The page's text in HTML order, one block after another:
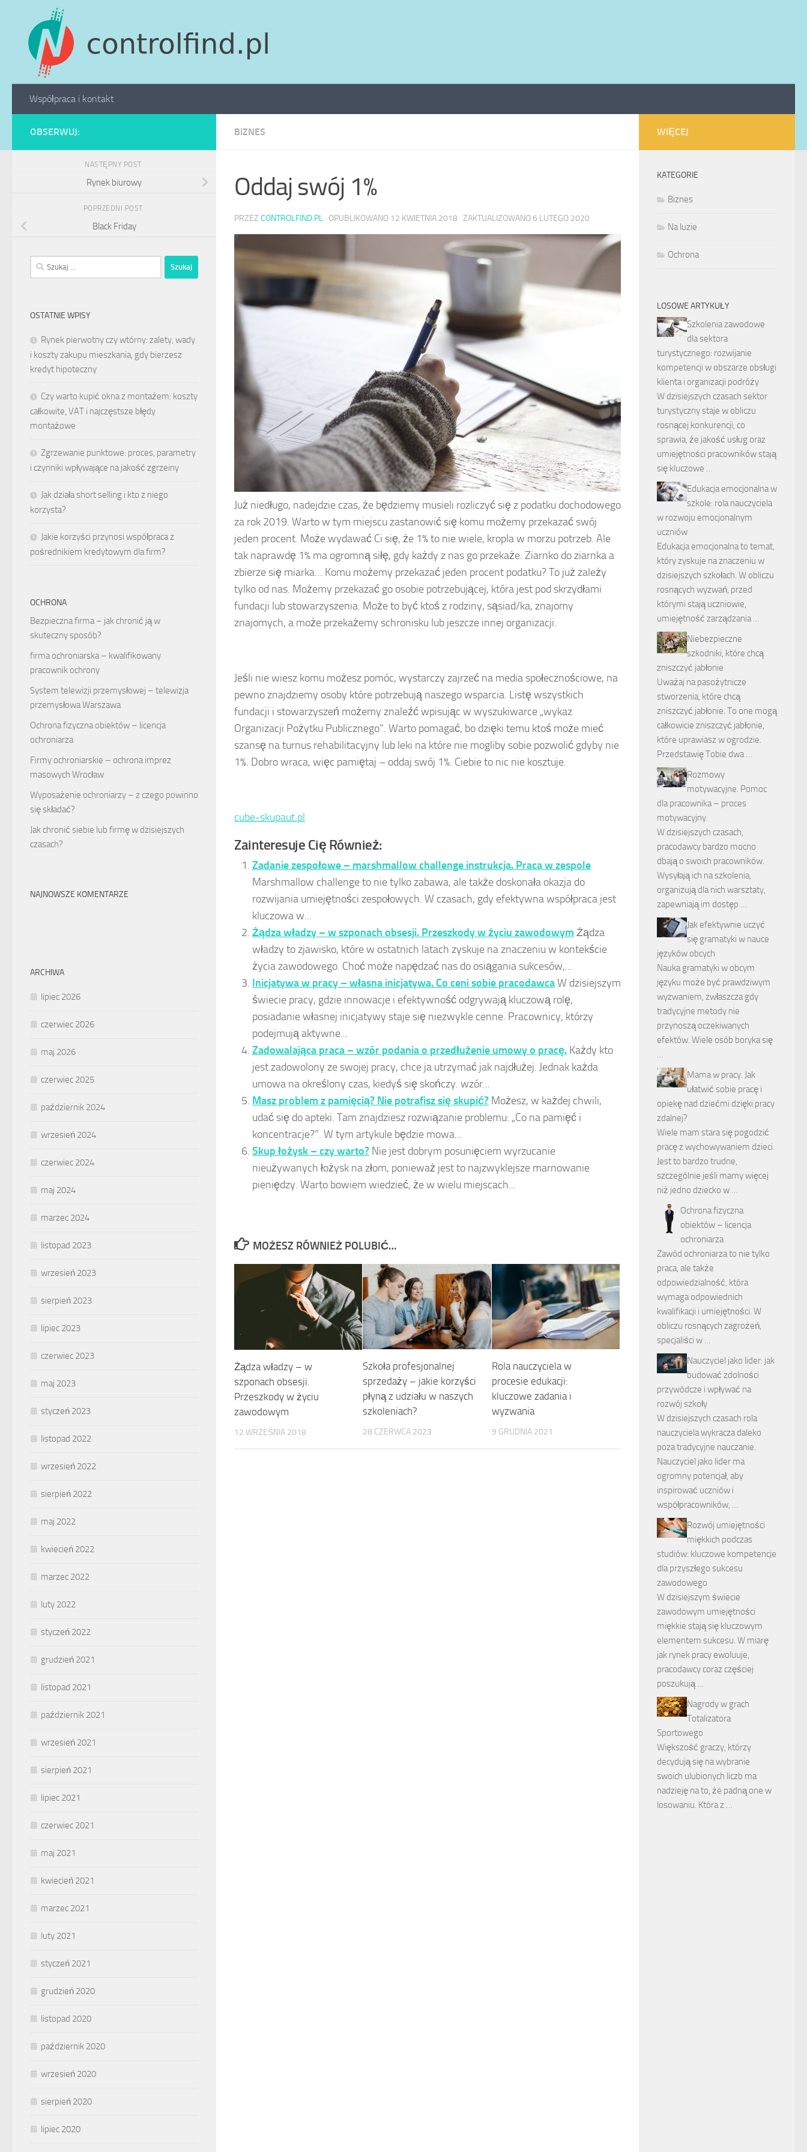
Skip to content
Współpraca i kontakt
BIZNES
Oddaj swój 1%
PRZEZ CONTROLFIND.PL · OPUBLIKOWANO 12 KWIETNIA 2018 · ZAKTUALIZOWANO6 LUTEGO 2020
Już niedługo, nadejdzie czas, że będziemy musieli rozliczyć się z podatku dochodowego
za rok 2019. Warto w tym miejscu zastanowić się komu możemy przekazać swój
jeden procent. Może wydawać Ci się, że 1% to nie wiele, kropla w morzu potrzeb. Ale
tak naprawdę 1% ma ogromną siłę, gdy każdy z nas go przekaże. Ziarnko do ziarnka a
zbierze się miarka… Komu możemy przekazać jeden procent podatku? To już zależy
tylko od nas. Możemy przekazać go osobie potrzebującej, która jest pod skrzydłami
fundacji lub stowarzyszenia. Może to być ktoś z rodziny, sąsiad/ka, znajomy
znajomych, a może przekażemy schronisku lub jeszcze innej organizacji.
Jeśli nie wiesz komu możesz pomóc, wystarczy zajrzeć na media społecznościowe, na
pewno znajdziemy osoby które potrzebują naszego wsparcia. Listę wszystkich
fundacji i stowarzyszeń możemy znaleźć wpisując w wyszukiwarce „wykaz
Organizacji Pożytku Publicznego”. Warto pomagać, bo dzięki temu ktoś może mieć
szansę na turnus rehabilitacyjny lub leki na które nie mogliby sobie pozwolić gdyby nie
1%. Dobro wraca, więc pamiętaj – oddaj swój 1%. Ciebie to nic nie kosztuje.
cube-skupaut.pl
Zainteresuje Cię Również:
Zadanie zespołowe – marshmallow challenge instrukcja. Praca w zespole
Marshmallow challenge to nie tylko zabawa, ale także doskonała okazja do
rozwijania umiejętności zespołowych. W czasach, gdy efektywna współpraca jest
kluczowa w...
Żądza władzy – w szponach obsesji. Przeszkody w życiu zawodowym Żądza
władzy to zjawisko, które w ostatnich latach zyskuje na znaczeniu w kontekście
życia zawodowego. Choć może napędzać nas do osiągania sukcesów,...
Inicjatywa w pracy – własna inicjatywa. Co ceni sobie pracodawcaW dzisiejszym
świecie pracy, gdzie innowacje i efektywność odgrywają kluczową rolę,
posiadanie własnej inicjatywy staje się niezwykle cenne. Pracownicy, którzy
podejmują aktywne...
Zadowalająca praca – wzór podania o przedłużenie umowy o pracę. Każdy kto
jest zadowolony ze swojej pracy, chce ja utrzymać jak najdłużej. Jednak każda
umowa na określony czas, kiedyś się skończy. wzór...
Masz problem z pamięcią? Nie potrafisz się skupić? Możesz, w każdej chwili,
udać się do apteki. Tam znajdziesz rozwiązanie problemu: „Co na pamięć i
koncentracje?”. W tym artykule będzie mowa...
Skup łożysk – czy warto? Nie jest dobrym posunięciem wyrzucanie
nieużywanych łożysk na złom, ponieważ jest to najzwyklejsze marnowanie
pieniędzy. Warto bowiem wiedzieć, że w wielu miejscach...
MOŻESZ RÓWNIEŻ POLUBIĆ…
Żądza władzy – w
szponach obsesji.
Przeszkody w życiu
zawodowym
12 WRZEŚNIA 2018
Szkoła profesjonalnej
sprzedaży – jakie korzyści
płyną z udziału w naszych
szkoleniach?
28 CZERWCA 2023
Rola nauczyciela w
procesie edukacji:
kluczowe zadania i
wyzwania
9 GRUDNIA 2021
OBSERWUJ:
NASTĘPNY POST
Rynek biurowy
POPRZEDNI POST
Black Friday
Szukaj:
OSTATNIE WPISY
Rynek pierwotny czy wtórny: zalety, wady
i koszty zakupu mieszkania, gdy bierzesz
kredyt hipoteczny
Czy warto kupić okna z montażem: koszty
całkowite, VAT i najczęstsze błędy
montażowe
Zgrzewanie punktowe: proces, parametry
i czynniki wpływające na jakość zgrzeiny
Jak działa short selling i kto z niego
korzysta?
Jakie korzyści przynosi współpraca z
pośrednikiem kredytowym dla firm?
OCHRONA
Bezpieczna firma – jak chronić ją w
skuteczny sposób?
firma ochroniarska – kwalifikowany
pracownik ochrony
System telewizji przemysłowej – telewizja
przemysłowa Warszawa
Ochrona fizyczna obiektów – licencja
ochroniarza
Firmy ochroniarskie – ochrona imprez
masowych Wrocław
Wyposażenie ochroniarzy – z czego powinno
się składać?
Jak chronić siebie lub firmę w dzisiejszych
czasach?
NAJNOWSZE KOMENTARZE
ARCHIWA
lipiec 2026
czerwiec 2026
maj 2026
czerwiec 2025
październik 2024
wrzesień 2024
czerwiec 2024
maj 2024
marzec 2024
listopad 2023
wrzesień 2023
sierpień 2023
lipiec 2023
czerwiec 2023
maj 2023
styczeń 2023
listopad 2022
wrzesień 2022
sierpień 2022
maj 2022
kwiecień 2022
marzec 2022
luty 2022
styczeń 2022
grudzień 2021
listopad 2021
październik 2021
wrzesień 2021
sierpień 2021
lipiec 2021
czerwiec 2021
maj 2021
kwiecień 2021
marzec 2021
luty 2021
styczeń 2021
grudzień 2020
listopad 2020
październik 2020
wrzesień 2020
sierpień 2020
lipiec 2020
WIĘCEJ
KATEGORIE
Biznes
Na luzie
Ochrona
LOSOWE ARTYKUŁY
Szkolenia zawodowe
dla sektora
turystycznego: rozwijanie
kompetencji w obszarze obsługi
klienta i organizacji podróży
W dzisiejszych czasach sektor
turystyczny staje w obliczu
rosnącej konkurencji, co
sprawia, że jakość usług oraz
umiejętności pracowników stają
się kluczowe …
Edukacja emocjonalna w
szkole: rola nauczyciela
w rozwoju emocjonalnym
uczniów
Edukacja emocjonalna to temat,
który zyskuje na znaczeniu w
dzisiejszych szkołach. W obliczu
rosnących wyzwań, przed
którymi stają uczniowie,
umiejętność zarządzania …
Niebezpieczne
szkodniki, które chcą
zniszczyć jabłonie
Uważaj na pasożytnicze
stworzenia, które chcą
zniszczyć jabłonie. To one mogą
całkowicie zniszczyć jabłonie,
które uprawiasz w ogrodzie.
Przedstawię Tobie dwa …
Rozmowy
motywacyjne. Pomoc
dla pracownika – proces
motywacyjny.
W dzisiejszych czasach,
pracodawcy bardzo mocno
dbają o swoich pracowników.
Wysyłają ich na szkolenia,
organizują dla nich warsztaty,
zapewniają im dostęp …
Jak efektywnie uczyć
się gramatyki w nauce
języków obcych
Nauka gramatyki w obcym
języku może być prawdziwym
wyzwaniem, zwłaszcza gdy
tradycyjne metody nie
przynoszą oczekiwanych
efektów. Wiele osób boryka się
…
Mama w pracy. Jak
ułatwić sobie pracę i
opiekę nad dziećmi dzięki pracy
zdalnej?
Wiele mam stara się pogodzić
pracę z wychowywaniem dzieci.
Jest to bardzo trudne,
szczególnie jeśli mamy więcej
niż jedno dziecko w …
Ochrona fizyczna
obiektów – licencja
ochroniarza
Zawód ochroniarza to nie tylko
praca, ale także
odpowiedzialność, która
wymaga odpowiednich
kwalifikacji i umiejętności. W
obliczu rosnących zagrożeń,
specjaliści w …
Nauczyciel jako lider: jak
budować zdolności
przywódcze i wpływać na
rozwój szkoły
W dzisiejszych czasach rola
nauczyciela wykracza daleko
poza tradycyjne nauczanie.
Nauczyciel jako lider ma
ogromny potencjał, aby
inspirować uczniów i
współpracowników, …
Rozwój umiejętności
miękkich podczas
studiów: kluczowe kompetencje
dla przyszłego sukcesu
zawodowego
W dzisiejszym świecie
zawodowym umiejętności
miękkie stają się kluczowym
elementem sukcesu. W miarę
jak rynek pracy ewoluuje,
pracodawcy coraz częściej
poszukują …
Nagrody w grach
Totalizatora
Sportowego
Większość graczy, którzy
decydują się na wybranie
swoich ulubionych liczb ma
nadzieję na to, że padną one w
losowaniu. Która z …